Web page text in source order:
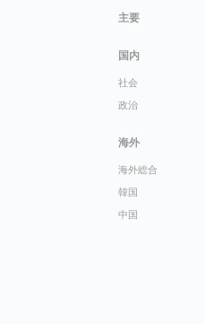
主要
国内
社会
政治
海外
海外総合
韓国
中国